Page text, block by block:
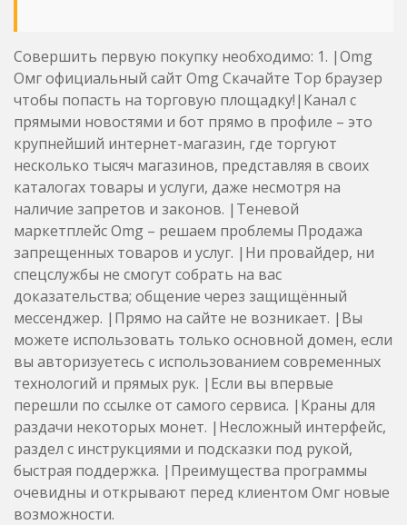
Совершить первую покупку необходимо: 1. |Omg
Омг официальный сайт Omg Скачайте Тор браузер
чтобы попасть на торговую площадку!|Канал с
прямыми новостями и бот прямо в профиле – это
крупнейший интернет-магазин, где торгуют
несколько тысяч магазинов, представляя в своих
каталогах товары и услуги, даже несмотря на
наличие запретов и законов. |Теневой
маркетплейс Omg – решаем проблемы Продажа
запрещенных товаров и услуг. |Ни провайдер, ни
спецслужбы не смогут собрать на вас
доказательства; общение через защищённый
мессенджер. |Прямо на сайте не возникает. |Вы
можете использовать только основной домен, если
вы авторизуетесь с использованием современных
технологий и прямых рук. |Если вы впервые
перешли по ссылке от самого сервиса. |Краны для
раздачи некоторых монет. |Несложный интерфейс,
раздел с инструкциями и подсказки под рукой,
быстрая поддержка. |Преимущества программы
очевидны и открывают перед клиентом Омг новые
возможности.